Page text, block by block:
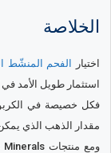
الخلاصة
اختيار الفحم المنشّط
استثمار طويل الأمد في
فكل خصيصة في
مقدار الذهب الذي
ومع منتجات Cairo Minerals من